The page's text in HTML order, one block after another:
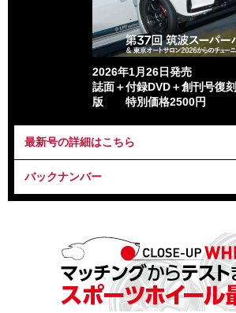
2026年1月26日発売
誌面＋付録DVD＋創刊号復刻
版 特別価格2500円
最新号の詳細はこちら
バックナンバー